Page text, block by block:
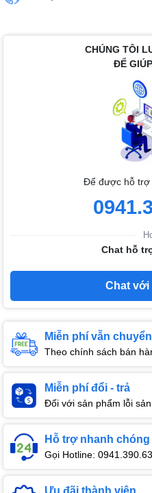
CHÚNG TÔI
ĐỂ
Để được hỗ trợ
Chat hỗ
Chat
Miễn phí vẫn chuyển
Theo chính sách bán
Miễn phí đổi - trả
Đối với sản phẩm lỗi
Hỗ trợ nhanh chóng
Gọi Hotline: